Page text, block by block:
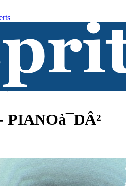
PIANOà¯DÂ²